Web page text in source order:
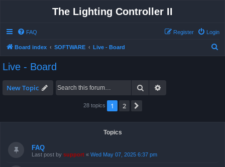
The Lighting Controller II
FAQ Login
Register
Board index SOFTWARE Live - Board
Live - Board
New Topic Search
28 topics 1 2
Topics
FAQ
Last post by support « Wed May 07, 2025 6:37 pm